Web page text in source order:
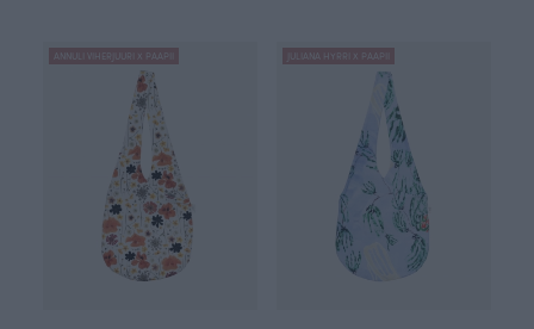
ANNULI VIHERJUURI X PAAPII JULIANA HYRRI X PAAPII